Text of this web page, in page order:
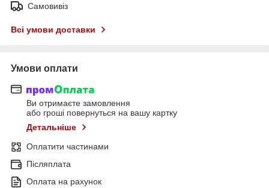
Самовивіз
Всі умови доставки
Умови оплати
Ви отримаєте замовлення
або гроші повернуться на вашу картку
Детальніше
Оплатити частинами
Післяплата
Оплата на рахунок